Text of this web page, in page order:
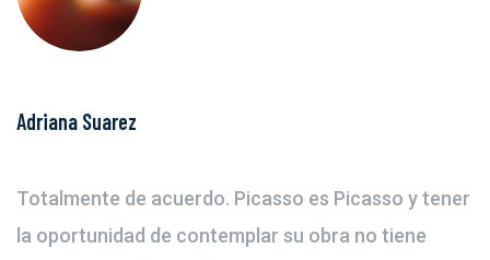
Adriana Suarez
Totalmente de acuerdo. Picasso es Picasso y tener
la oportunidad de contemplar su obra no tiene